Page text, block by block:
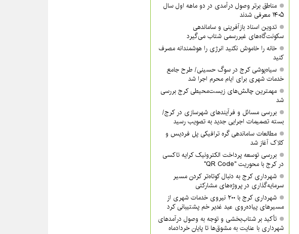
مناطق برتر وصول درآمدی در دو ماهه اول سال
۱۴۰۵ معرفی شدند
تدوین اسناد بازآفرینی و ساماندهی
سکونت‌گاه‌های غیررسمی شتاب می‌گیرد
خانه را خاموش نکنید انرژی را هوشمندانه مصرف
کنید
سیاه‌پوشی کرج در سوگ حسینی/ طرح جامع
خدمات شهری برای ایام محرم اجرا شد
مهمترین چالش‌های زیست‌محیطی کرج بررسی
شد
بررسی مسائل و فرآیندهای شهرسازی در کرج/
بسته تصمیمات اجرایی جدید به تصویب رسید
مطالعات ساماندهی گره ترافیکی پل فردیس و
کلاک آغاز شد
بررسی توسعه پرداخت الکترونیک کرایه تاکسی
در کرج با محوریت "QR Code"
شهرداری کرج به دنبال کوتاه‌تر کردن مسیر
سرمایه‌گذاری در پروژه‌های مشارکتی
شهرداری کرج با ۲۰۰ نیروی خدمات شهری از
مسیرهای پیاده‌روی عید غدیر خم پشتیبانی کرد
تأکید بر شتاب‌بخشی و توجه به وصول درآمدهای
شهرداری با عنایت به مشوق‌ها تا پایان خردادماه